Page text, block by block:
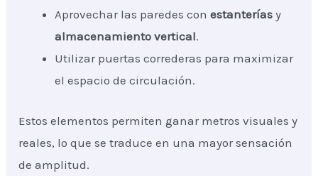
Aprovechar las paredes conestanterías y
almacenamiento vertical.
Utilizar puertas correderas para maximizar
el espacio de circulación.
Estos elementos permiten ganar metros visuales y
reales, lo que se traduce en una mayor sensación
de amplitud.